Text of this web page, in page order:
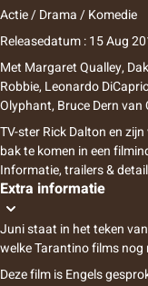
Actie / Drama / Komedie
Releasedatum : 15 Aug
Met Margaret Qualley,
Robbie,Leonardo
Olyphant,Bruce Dernvan
TV-ster Rick Dalton en
bak te komen in een
Informatie, trailers &
Extra informatie
Juni staat in het teken van
welke Tarantino films
Deze film is Engels